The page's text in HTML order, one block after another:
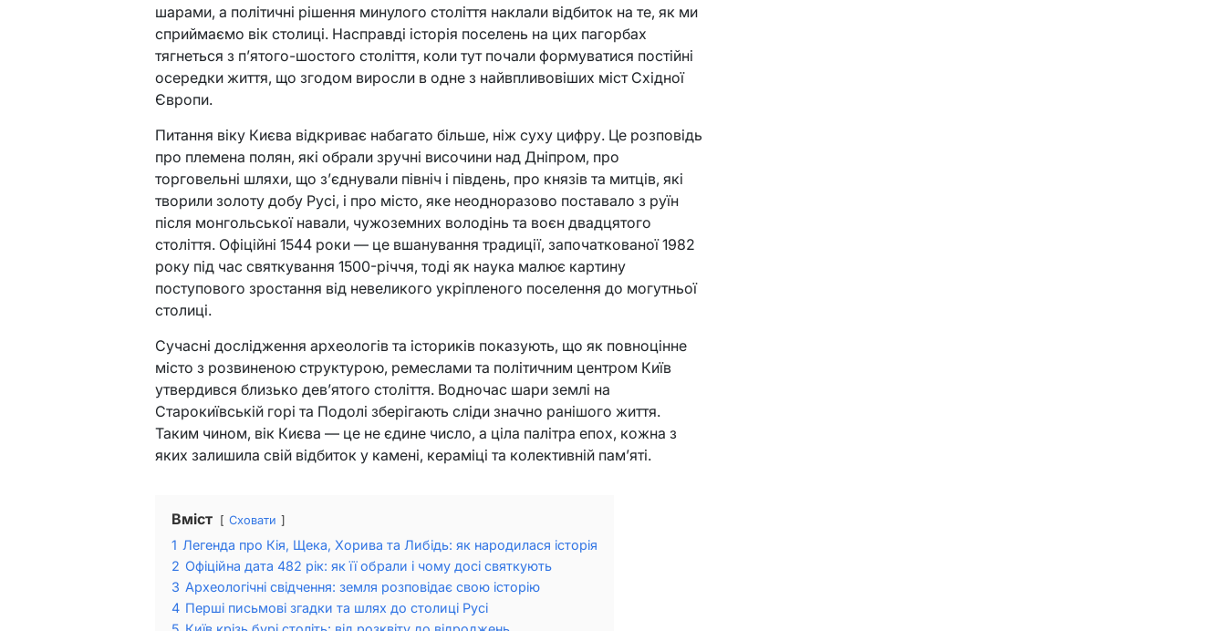
шарами, а політичні рішення минулого століття наклали відбиток на те, як ми
сприймаємо вік столиці. Насправді історія поселень на цих пагорбах
тягнеться з п’ятого-шостого століття, коли тут почали формуватися постійні
осередки життя, що згодом виросли в одне з найвпливовіших міст Східної
Європи.
Питання віку Києва відкриває набагато більше, ніж суху цифру. Це розповідь
про племена полян, які обрали зручні височини над Дніпром, про
торговельні шляхи, що з’єднували північ і південь, про князів та митців, які
творили золоту добу Русі, і про місто, яке неодноразово поставало з руїн
після монгольської навали, чужоземних володінь та воєн двадцятого
століття. Офіційні 1544 роки — це вшанування традиції, започаткованої 1982
року під час святкування 1500-річчя, тоді як наука малює картину
поступового зростання від невеликого укріпленого поселення до могутньої
столиці.
Сучасні дослідження археологів та істориків показують, що як повноцінне
місто з розвиненою структурою, ремеслами та політичним центром Київ
утвердився близько дев’ятого століття. Водночас шари землі на
Старокиївській горі та Подолі зберігають сліди значно ранішого життя.
Таким чином, вік Києва — це не єдине число, а ціла палітра епох, кожна з
яких залишила свій відбиток у камені, кераміці та колективній пам’яті.
Вміст Сховати
1 Легенда про Кія, Щека, Хорива та Либідь: як народилася історія
2 Офіційна дата 482 рік: як її обрали і чому досі святкують
3 Археологічні свідчення: земля розповідає свою історію
4 Перші письмові згадки та шлях до столиці Русі